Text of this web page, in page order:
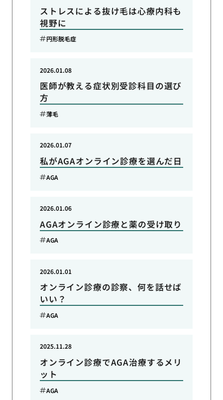
ストレスによる抜け毛は心療内科も
視野に
円形脱毛症
医師が教える症状別受診科目の選び
方
2026.01.08
薄毛
私がAGAオンライン診療を選んだ日
2026.01.07
AGA
AGAオンライン診療と薬の受け取り
2026.01.06
AGA
オンライン診療の診察、何を話せば
いい？
2026.01.01
AGA
オンライン診療でAGA治療するメリ
ット
2025.11.28
AGA